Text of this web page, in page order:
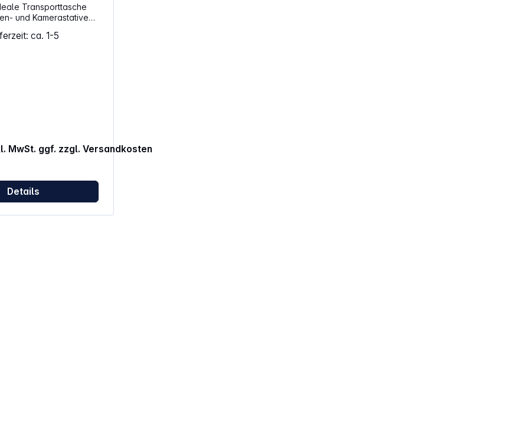
Transporttasche
und Kamerastative
von bis zu 93cm.
durch Reißverschluß
ca. 1-5
MwSt. ggf. zzgl. Versandkosten
Details